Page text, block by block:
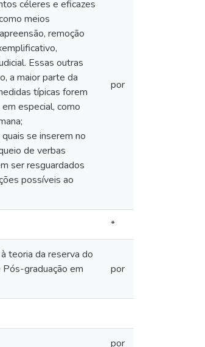
céleres e eficazes
meios
remoção
Essas outras
a maior parte da
típicas forem
especial, como
se inserem no
de verbas
ser resguardados
possíveis ao
por
*
teoria da reserva do
graduação em
por
por